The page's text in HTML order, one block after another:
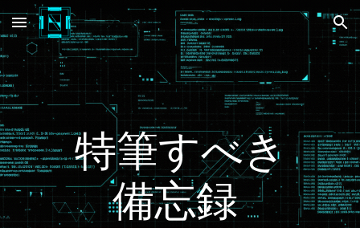
Skip to main content Skip to navigation
特筆すべき
備忘録